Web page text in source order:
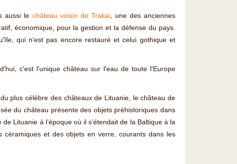
aussi le château voisin de Trakai, une des anciennes
économique, pour la gestion et la défense du pays.
qui n'est pas encore restauré et celui gothique et
c'est l'unique château sur l'eau de toute l'Europe
plus célèbre des châteaux de Lituanie, le château de
du château présente des objets préhistoriques dans
Lituanie à l’époque où il s’étendait de la Baltique à la
céramiques et des objets en verre, courants dans les